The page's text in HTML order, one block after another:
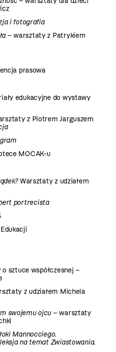
i fotografia
– warsztaty z Patrykiem
prasowa
edukacyjne do wystawy
z Piotrem Jarguszem
MOCAK-u
Warsztaty z udziałem
portrecista
sztuce współczesnej –
z udziałem Michela
swojemu ojcu– warsztaty
Mannocciego.
na temat Zwiastowania.